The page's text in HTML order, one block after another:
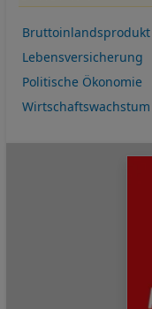
Bruttoinlandsprodukt
Lebensversicherung
Politische Ökonomie
Wirtschaftswachstum
Cookies